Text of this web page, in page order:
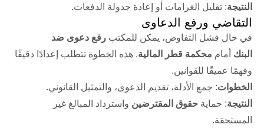
النتيجة: تقليل الغرامات أو إعادة جدولة الدفعات.
التقاضي ورفع الدعاوى
في حال فشل التفاوض، يمكن للمكتب رفع دعوى ضد
البنك أمام محكمة قطر المالية. هذه الخطوة تتطلب إعدادًا دقيقًا
وفهمًا عميقًا للقوانين.
الخطوات: جمع الأدلة، تقديم الدعوى، والتمثيل القانوني.
النتيجة: حماية حقوق المقترضين واسترداد المبالغ غير
المستحقة.